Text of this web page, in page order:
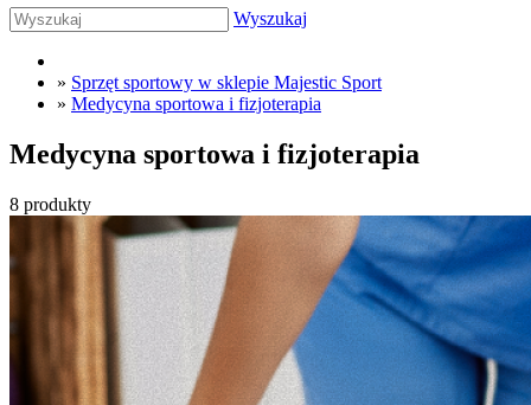
Wyszukaj
» Sprzęt sportowy w sklepie Majestic Sport
» Medycyna sportowa i fizjoterapia
Medycyna sportowa i fizjoterapia
8 produkty